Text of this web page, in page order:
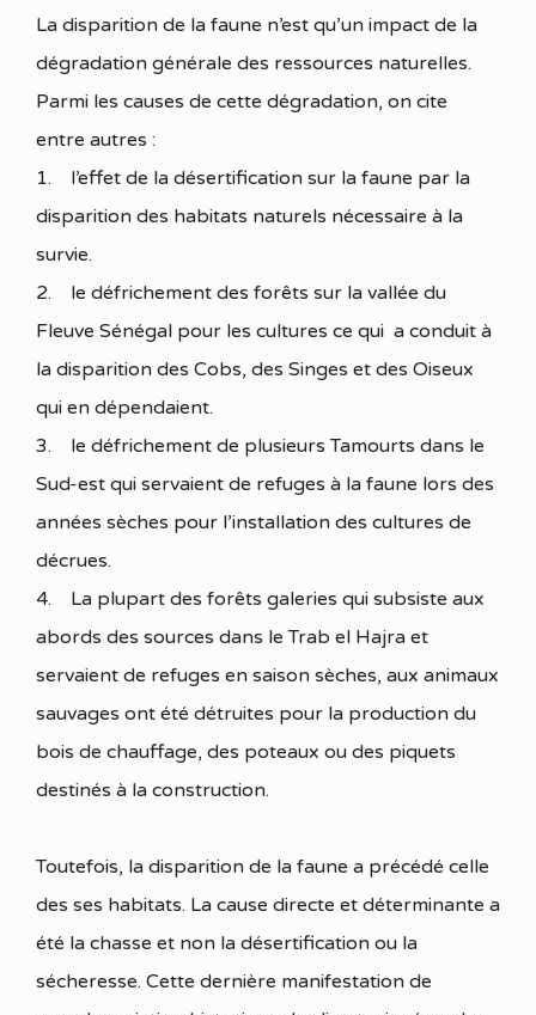
La disparition de la faune n’est qu’un impact de la
dégradation générale des ressources naturelles.
Parmi les causes de cette dégradation, on cite
entre autres :
1. l’effet de la désertification sur la faune par la
disparition des habitats naturels nécessaire à la
survie.
2. le défrichement des forêts sur la vallée du
Fleuve Sénégal pour les cultures ce qui a conduit à
la disparition des Cobs, des Singes et des Oiseux
qui en dépendaient.
3. le défrichement de plusieurs Tamourts dans le
Sud-est qui servaient de refuges à la faune lors des
années sèches pour l’installation des cultures de
décrues.
4. La plupart des forêts galeries qui subsiste aux
abords des sources dans le Trab el Hajra et
servaient de refuges en saison sèches, aux animaux
sauvages ont été détruites pour la production du
bois de chauffage, des poteaux ou des piquets
destinés à la construction.
Toutefois, la disparition de la faune a précédé celle
des ses habitats. La cause directe et déterminante a
été la chasse et non la désertification ou la
sécheresse. Cette dernière manifestation de